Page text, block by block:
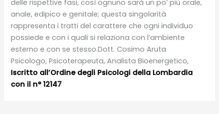
delle rispettive fasi, così ognuno sarà un po’ più orale,
anale, edipico e genitale; questa singolarità
rappresenta i tratti del carattere che ogni individuo
possiede e con i quali si relaziona con l’ambiente
esterno e con se stesso.Dott. Cosimo Aruta
Psicologo, Psicoterapeuta, Analista Bioenergetico,
Iscritto all’Ordine degli Psicologi della Lombardia
con il n° 12147